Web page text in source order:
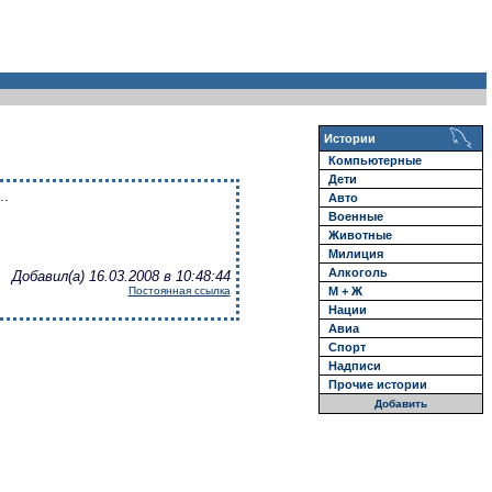
Добавил(а) 16.03.2008 в 10:48:44
Постоянная ссылка
Истории
Компьютерные
Дети
Авто
Военные
Животные
Милиция
Алкоголь
М + Ж
Нации
Авиа
Спорт
Надписи
Прочие истории
Добавить